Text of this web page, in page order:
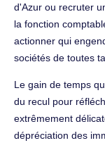
d'Azur ou recruter
la fonction
actionner qui
sociétés de toutes
Le gain de temps
du recul pour
extrêmement
dépréciation des